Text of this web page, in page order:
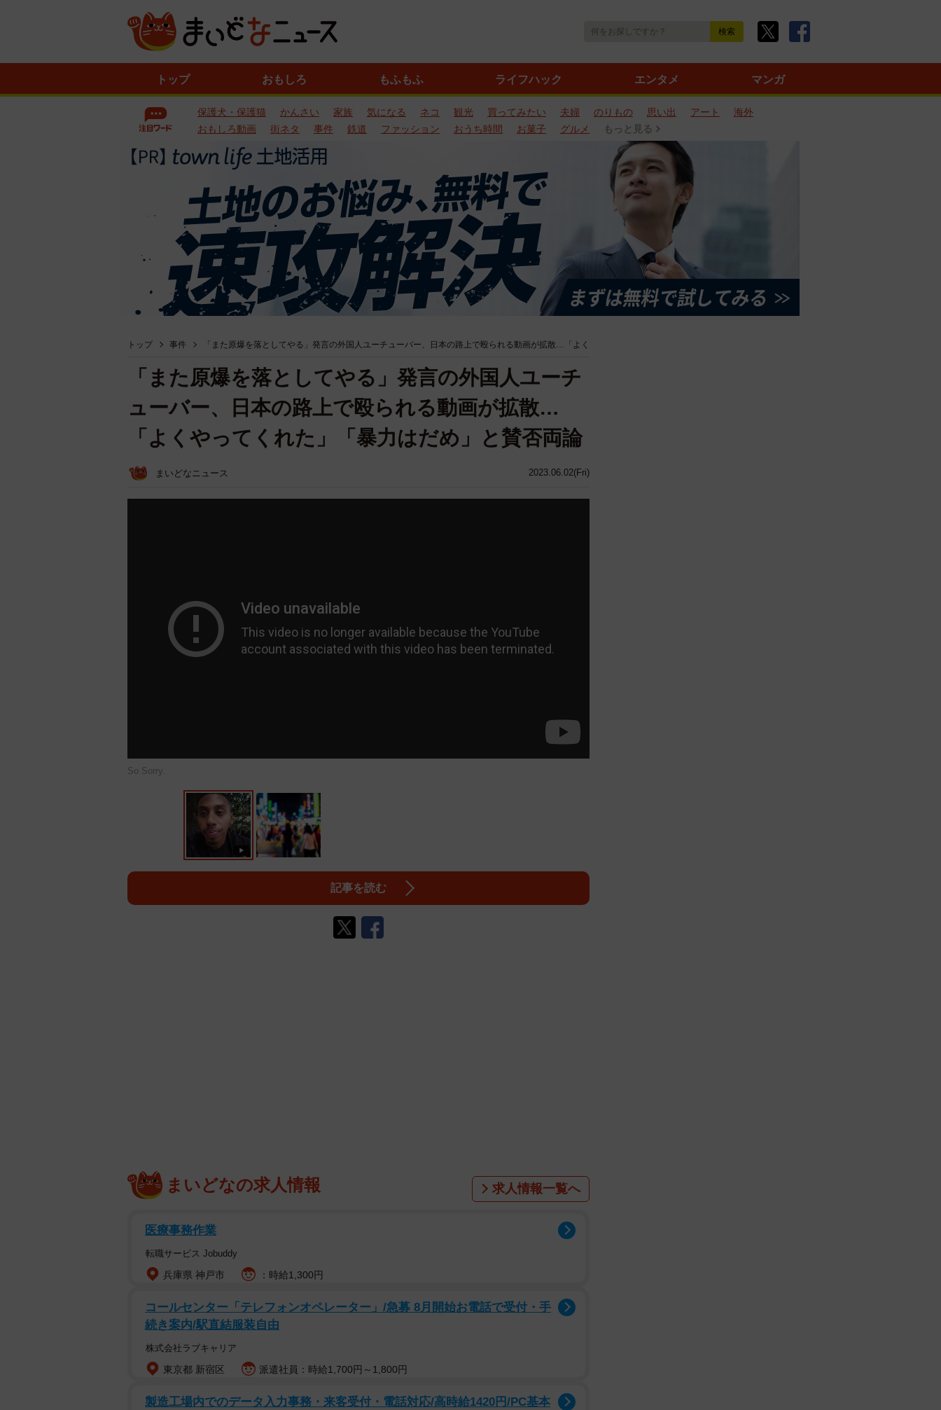
トップ おもしろ もふもふ ライフハック エンタメ マンガ
保護犬・保護猫 かんさい 家族 気になる ネコ 観光 買ってみたい 夫婦 のりもの 思い出 アート
海外
おもしろ動画
街ネタ 事件 鉄道 ファッション おうち時間 お菓子 グルメ もっと見る
トップ 事件 「また原爆を落としてやる」発言の外国人ユーチューバー、日本の路上で殴られる動画が拡散…「よく
2023.06.02(Fri)
「また原爆を落としてやる」発言の外国人ユーチ
ューバー、日本の路上で殴られる動画が拡散…
「よくやってくれた」「暴力はだめ」と賛否両論
まいどなニュース
So Sorry.
記事を読む
まいどなの求人情報 求人情報一覧へ
医療事務作業
転職サービス Jobuddy
兵庫県 神戸市 ：時給1,300円
コールセンター「テレフォンオペレーター」/急募 8月開始お電話で受付・手
続き案内/駅直結服装自由
株式会社ラブキャリア
東京都 新宿区 派遣社員：時給1,700円～1,800円
製造工場内でのデータ入力事務・来客受付・電話対応/高時給1420円/PC基本